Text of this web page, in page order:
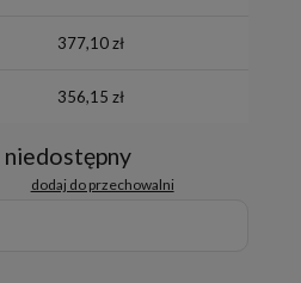
377,10 zł
356,15 zł
dodaj do przechowalni